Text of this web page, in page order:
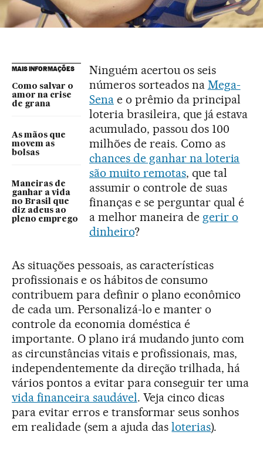
MAIS INFORMAÇÕES
Como salvar o
amor na crise
de grana
As mãos que
movem as
bolsas
Maneiras de
ganhar a vida
no Brasil que
diz adeus ao
pleno emprego
Ninguém acertou os seis
números sorteados na Mega-
Senae o prêmio da principal
loteria brasileira, que já estava
acumulado, passou dos 100
milhões de reais. Como as
chances de ganhar na loteria
são muito remotas, que tal
assumir o controle de suas
finanças e se perguntar qual é
a melhor maneira de gerir o
dinheiro?
As situações pessoais, as características
profissionais e os hábitos de consumo
contribuem para definir o plano econômico
de cada um. Personalizá-lo e manter o
controle da economia doméstica é
importante. O plano irá mudando junto com
as circunstâncias vitais e profissionais, mas,
independentemente da direção trilhada, há
vários pontos a evitar para conseguir ter uma
vida financeira saudável. Veja cinco dicas
para evitar erros e transformar seus sonhos
em realidade (sem a ajuda dasloterias).